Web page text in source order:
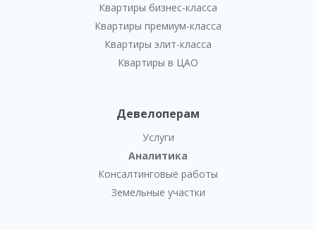
Квартиры бизнес-класса
Квартиры премиум-класса
Квартиры элит-класса
Квартиры в ЦАО
Девелоперам
Услуги
Аналитика
Консалтинговые работы
Земельные участки